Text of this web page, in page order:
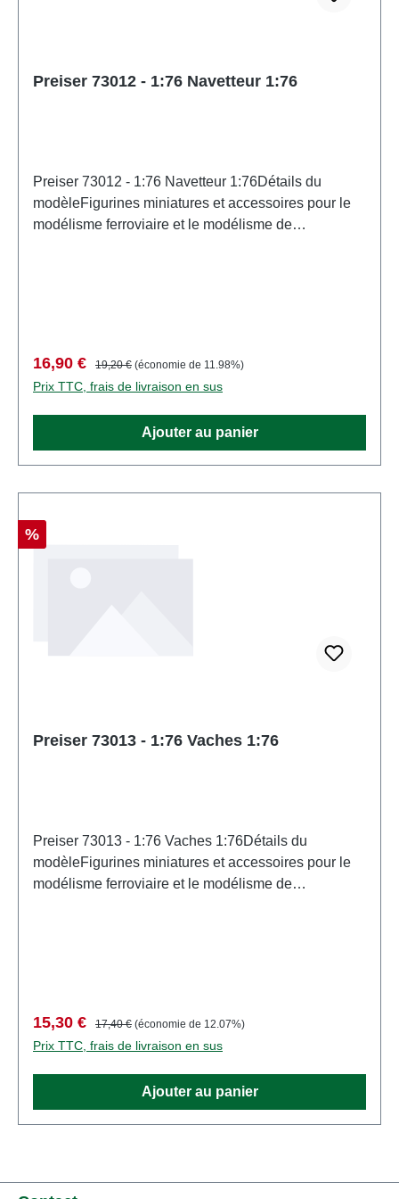
Preiser 73012 - 1:76 Navetteur 1:76
Preiser 73012 - 1:76 Navetteur 1:76Détails du
modèleFigurines miniatures et accessoires pour le
modélisme ferroviaire et le modélisme de
fonctionnelles. Caractéristiques: Fabricant:
PreiserNuméro d'article: 73012nombre de pièces:
Ensemble de plusieurs piècesEAN:
4041032730127type de produit: Chiffreséchelle:
Prix de vente :
16,90 € Prix régulier :
19,20 € (économie de 11.98%)
Prix TTC, frais de livraison en sus
Ajouter au panier
Réduction
%
Preiser 73013 - 1:76 Vaches 1:76
Preiser 73013 - 1:76 Vaches 1:76Détails du
modèleFigurines miniatures et accessoires pour le
modélisme ferroviaire et le modélisme de
fonctionnelles. Caractéristiques: Fabricant:
PreiserNuméro d'article: 73013nombre de pièces:
Ensemble de plusieurs piècesEAN:
4041032730134type de produit: Chiffreséchelle:
Prix de vente :
15,30 € Prix régulier :
17,40 € (économie de 12.07%)
Prix TTC, frais de livraison en sus
Ajouter au panier